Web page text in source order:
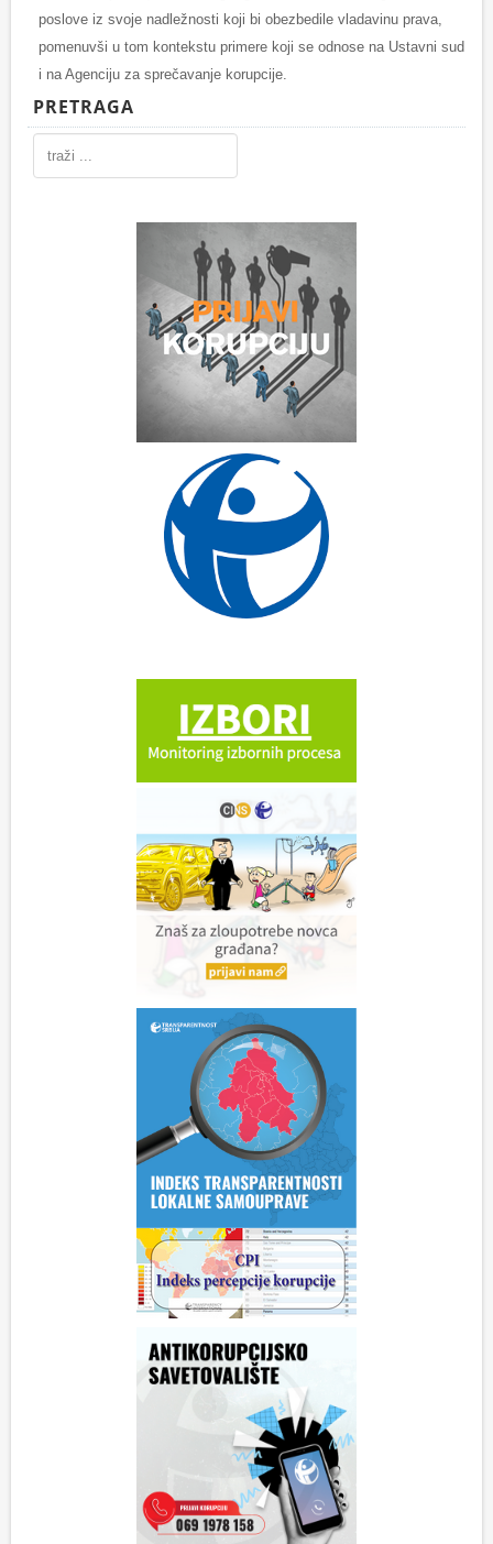
poslove iz svoje nadležnosti koji bi obezbedile vladavinu prava,
pomenuvši u tom kontekstu primere koji se odnose na Ustavni sud
i na Agenciju za sprečavanje korupcije.
PRETRAGA